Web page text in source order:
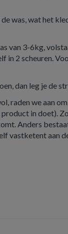
was, wat het
van 3-6kg,
in 2 scheuren.
dan leg je de
raden we aan
in doet).
Anders
vastketent aan